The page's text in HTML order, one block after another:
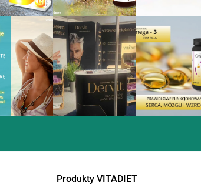
Produkty VITADIET